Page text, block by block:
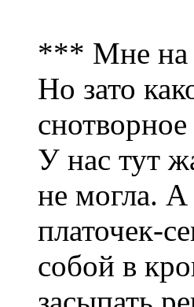
*** Мне на
Но зато
У нас тут
не могла. А
платочек-
собой в